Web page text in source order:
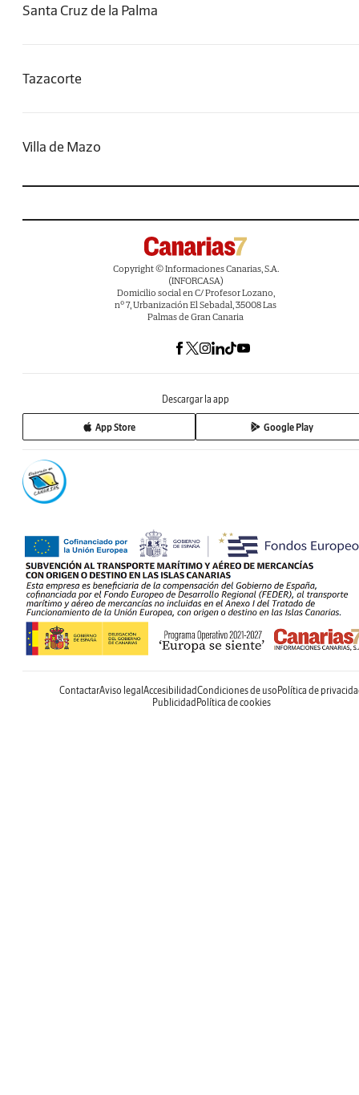
Santa Cruz de la Palma
Tazacorte
Villa de Mazo
Copyright © Informaciones Canarias, S.A.
(INFORCASA)
Domicilio social en C/ Profesor Lozano,
nº 7, Urbanización El Sebadal, 35008 Las
Palmas de Gran Canaria
Descargar la app
App Store Google Play
ContactarAviso legal AccesibilidadCondiciones de uso Política de
Publicidad Política de cookies